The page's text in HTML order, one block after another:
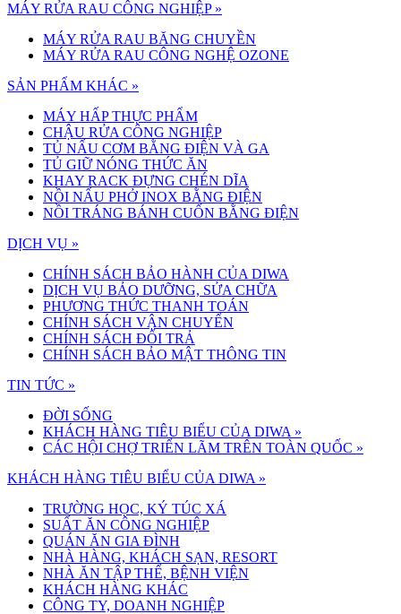
MÁY RỬA RAU CÔNG NGHIỆP »
MÁY RỬA RAU BĂNG CHUYỀN
MÁY RỬA RAU CÔNG NGHỆ OZONE
SẢN PHẨM KHÁC »
MÁY HẤP THỰC PHẨM
CHẬU RỬA CÔNG NGHIỆP
TỦ NẤU CƠM BẰNG ĐIỆN VÀ GA
TỦ GIỮ NÓNG THỨC ĂN
KHAY RACK ĐỰNG CHÉN DĨA
NỒI NẤU PHỞ INOX BẰNG ĐIỆN
NỒI TRÁNG BÁNH CUỐN BẰNG ĐIỆN
DỊCH VỤ »
CHÍNH SÁCH BẢO HÀNH CỦA DIWA
DỊCH VỤ BẢO DƯỠNG, SỬA CHỮA
PHƯƠNG THỨC THANH TOÁN
CHÍNH SÁCH VẬN CHUYỂN
CHÍNH SÁCH ĐỔI TRẢ
CHÍNH SÁCH BẢO MẬT THÔNG TIN
TIN TỨC »
ĐỜI SỐNG
KHÁCH HÀNG TIÊU BIỂU CỦA DIWA »
CÁC HỘI CHỢ TRIỂN LÃM TRÊN TOÀN QUỐC »
KHÁCH HÀNG TIÊU BIỂU CỦA DIWA »
TRƯỜNG HỌC, KÝ TÚC XÁ
SUẤT ĂN CÔNG NGHIỆP
QUÁN ĂN GIA ĐÌNH
NHÀ HÀNG, KHÁCH SẠN, RESORT
NHÀ ĂN TẬP THỂ, BỆNH VIỆN
KHÁCH HÀNG KHÁC
CÔNG TY, DOANH NGHIỆP